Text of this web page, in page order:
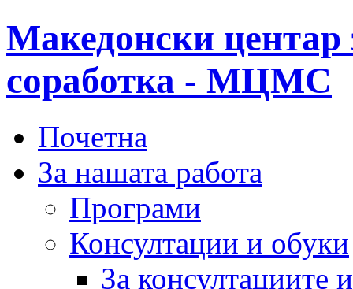
Македонски центар
соработка - МЦМС
Почетна
За нашата работа
Програми
Консултации и обуки
За консултациите